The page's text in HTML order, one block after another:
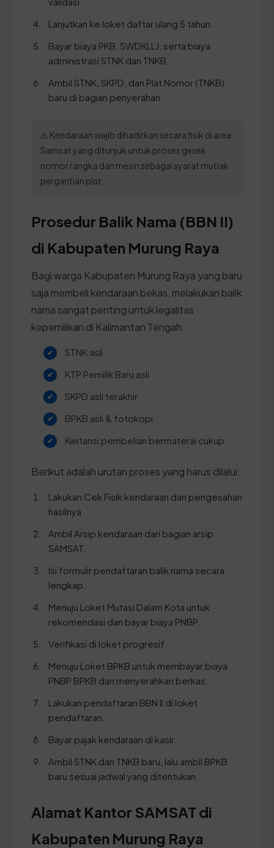
Lanjutkan ke loket daftar ulang 5 tahun.
Bayar biaya PKB, SWDKLLJ, serta biaya
administrasi STNK dan TNKB.
Ambil STNK, SKPD, dan Plat Nomor (TNKB)
baru di bagian penyerahan.
⚠️ Kendaraan wajib dihadirkan secara fisik di area
Samsat yang ditunjuk untuk proses gesek
nomor rangka dan mesin sebagai syarat mutlak
pergantian plat.
Prosedur Balik Nama (BBN II)
di Kabupaten Murung Raya
Bagi warga Kabupaten Murung Raya yang baru
saja membeli kendaraan bekas, melakukan balik
nama sangat penting untuk legalitas
kepemilikan di Kalimantan Tengah.
STNK asli
KTP Pemilik Baru asli
SKPD asli terakhir
BPKB asli & fotokopi
Kwitansi pembelian bermaterai cukup
Berikut adalah urutan proses yang harus dilalui:
Lakukan Cek Fisik kendaraan dan pengesahan
hasilnya.
Ambil Arsip kendaraan dari bagian arsip
SAMSAT.
Isi formulir pendaftaran balik nama secara
lengkap.
Menuju Loket Mutasi Dalam Kota untuk
rekomendasi dan bayar biaya PNBP.
Verifikasi di loket progresif.
Menuju Loket BPKB untuk membayar biaya
PNBP BPKB dan menyerahkan berkas.
Lakukan pendaftaran BBN II di loket
pendaftaran.
Bayar pajak kendaraan di kasir.
Ambil STNK dan TNKB baru, lalu ambil BPKB
baru sesuai jadwal yang ditentukan.
Alamat Kantor SAMSAT di
Kabupaten Murung Raya